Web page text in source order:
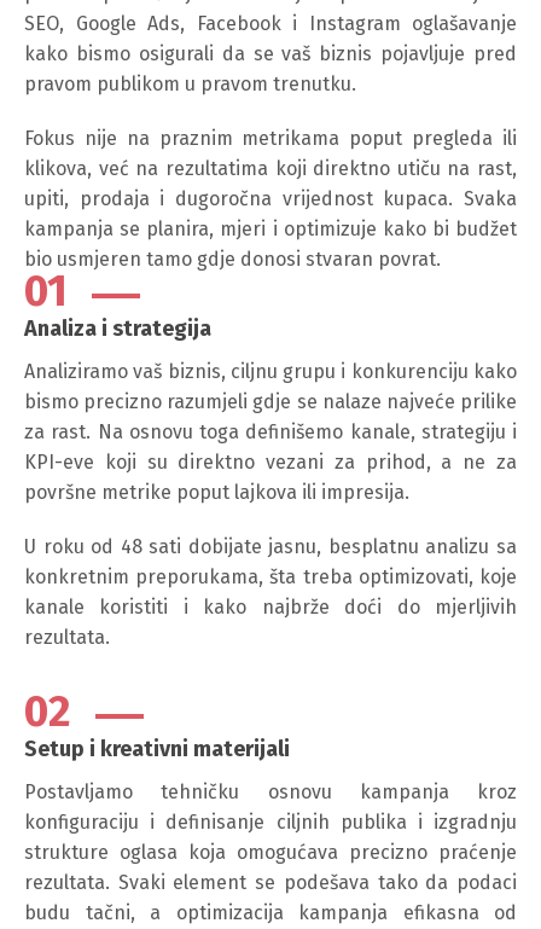
SEO, Google Ads, Facebook i Instagram oglašavanje
kako bismo osigurali da se vaš biznis pojavljuje pred
pravom publikom u pravom trenutku.
Fokus nije na praznim metrikama poput pregleda ili
klikova, već na rezultatima koji direktno utiču na rast,
upiti, prodaja i dugoročna vrijednost kupaca. Svaka
kampanja se planira, mjeri i optimizuje kako bi budžet
bio usmjeren tamo gdje donosi stvaran povrat.
01
Analiza i strategija
Analiziramo vaš biznis, ciljnu grupu i konkurenciju kako
bismo precizno razumjeli gdje se nalaze najveće prilike
za rast. Na osnovu toga definišemo kanale, strategiju i
KPI-eve koji su direktno vezani za prihod, a ne za
površne metrike poput lajkova ili impresija.
U roku od 48 sati dobijate jasnu, besplatnu analizu sa
konkretnim preporukama, šta treba optimizovati, koje
kanale koristiti i kako najbrže doći do mjerljivih
rezultata.
02
Setup i kreativni materijali
Postavljamo tehničku osnovu kampanja kroz
konfiguraciju i definisanje ciljnih publika i izgradnju
strukture oglasa koja omogućava precizno praćenje
rezultata. Svaki element se podešava tako da podaci
budu tačni, a optimizacija kampanja efikasna od